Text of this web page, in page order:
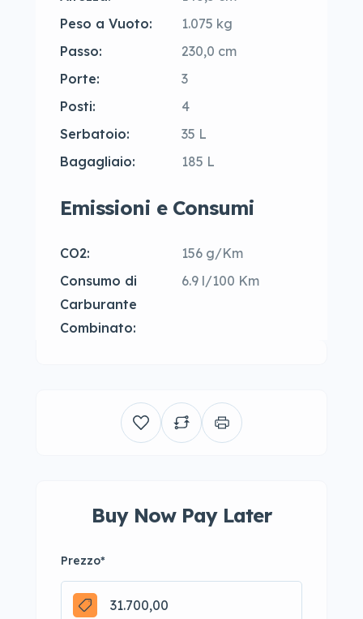
Peso a Vuoto:
1.075 kg
Passo:
230,0 cm
Porte:
3
Posti:
4
Serbatoio:
35 L
Bagagliaio:
185 L
Emissioni e Consumi
CO2:
156 g/Km
Consumo di
Carburante
Combinato:
6.9 l/100 Km
Buy Now Pay Later
Prezzo*